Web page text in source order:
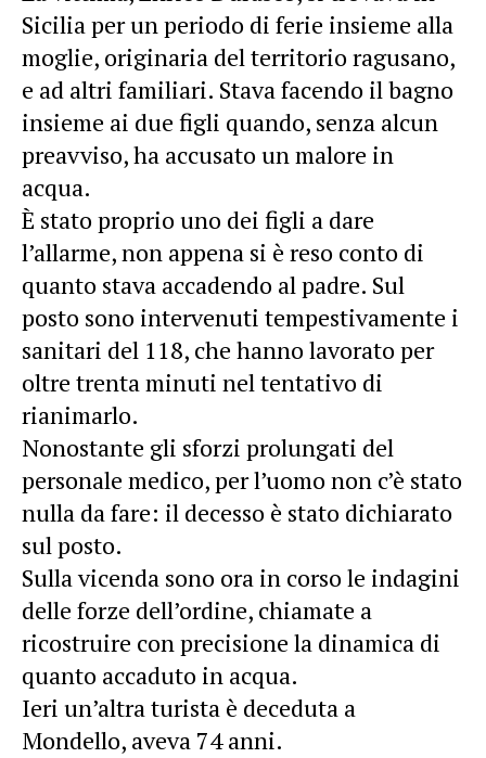
Sicilia per un periodo di ferie insieme alla
moglie, originaria del territorio ragusano,
e ad altri familiari. Stava facendo il bagno
insieme ai due figli quando, senza alcun
preavviso, ha accusato un malore in
acqua.
È stato proprio uno dei figli a dare
l’allarme, non appena si è reso conto di
quanto stava accadendo al padre. Sul
posto sono intervenuti tempestivamente i
sanitari del 118, che hanno lavorato per
oltre trenta minuti nel tentativo di
rianimarlo.
Nonostante gli sforzi prolungati del
personale medico, per l’uomo non c’è stato
nulla da fare: il decesso è stato dichiarato
sul posto.
Sulla vicenda sono ora in corso le indagini
delle forze dell’ordine, chiamate a
ricostruire con precisione la dinamica di
quanto accaduto in acqua.
Ieri un’altra turista è deceduta a
Mondello, aveva 74 anni.